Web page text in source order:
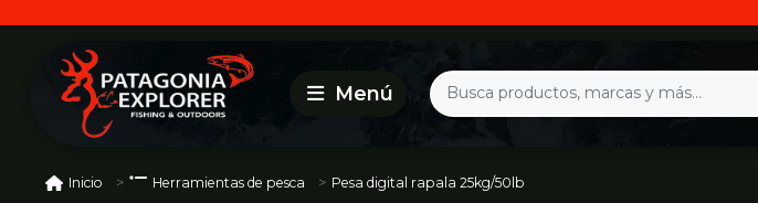
Inicio Herramientas de pesca Pesa digital rapala 25kg/50lb